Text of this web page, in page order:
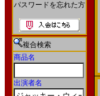
パスワードを忘れた方
複合検索
商品名
出演者名